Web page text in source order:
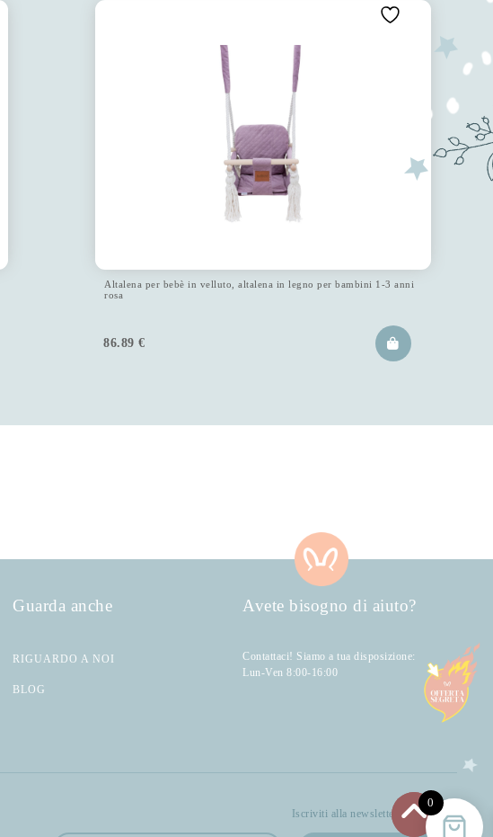
Altalena per bebè in velluto, altalena in legno per bambini 1-3 anni
rosa
86.89 €
Guarda anche
RIGUARDO A NOI
BLOG
Avete bisogno di aiuto?
Contattaci! Siamo a tua disposizione:
Lun-Ven 8:00-16:00
Iscriviti alla newsletter di Bellocchi
0